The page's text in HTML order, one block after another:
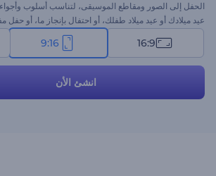
الحفل إلى الصور ومقاطع الموسيقى، لتناسب أسلوب
عيد ميلادك أو عيد ميلاد طفلك، أو احتفال بإنجاز ما، أو
النموذج مثاليًا لتلبية احتياجاتك. ابدأ الآن واجعل احتفالك
16:9
9:16
انشئ الأن